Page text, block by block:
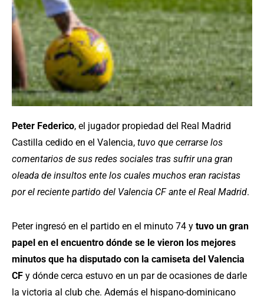
Peter Federico, el jugador propiedad del Real Madrid
Castilla cedido en el Valencia, tuvo que cerrarse los
comentarios de sus redes sociales tras sufrir una gran
oleada de insultos ente los cuales muchos eran racistas
por el reciente partido del Valencia CF ante el Real Madrid.
Peter ingresó en el partido en el minuto 74 y tuvo un gran
papel en el encuentro dónde se le vieron los mejores
minutos que ha disputado con la camiseta del Valencia
CF y dónde cerca estuvo en un par de ocasiones de darle
la victoria al club che. Además el hispano-dominicano